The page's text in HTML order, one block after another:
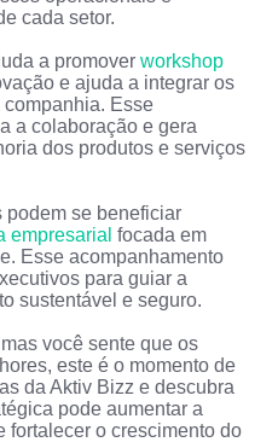
cada setor.
a promover workshop
e ajuda a integrar os
Esse
a colaboração e gera
dos produtos e serviços
podem se beneficiar
empresarial focada em
Esse acompanhamento
para guiar a
sustentável e seguro.
você sente que os
este é o momento de
da Aktiv Bizz e descubra
pode aumentar a
fortalecer o crescimento do